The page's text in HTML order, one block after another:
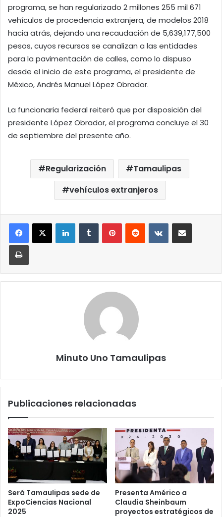
programa, se han regularizado 2 millones 255 mil 671
vehículos de procedencia extranjera, de modelos 2018
hacia atrás, dejando una recaudación de 5,639,177,500
pesos, cuyos recursos se canalizan a las entidades
para la pavimentación de calles, como lo dispuso
desde el inicio de este programa, el presidente de
México, Andrés Manuel López Obrador.
La funcionaria federal reiteró que por disposición del
presidente López Obrador, el programa concluye el 30
de septiembre del presente año.
Regularización
Tamaulipas
vehículos extranjeros
LinkedInTumblrPinterestReddit VKontakteCompartir por correo
Imprimir
Minuto Uno Tamaulipas
Publicaciones relacionadas
Será Tamaulipas sede de
ExpoCiencias Nacional
2025
Presenta Américo a
Claudia Sheinbaum
proyectos estratégicos de